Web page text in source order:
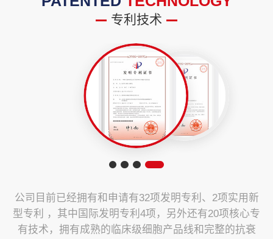
专利技术
公司目前已经拥有和申请有32项发明专利、2项实用新
型专利 ，其中国际发明专利4项，另外还有20项核心专
有技术，拥有成熟的临床级细胞产品线和完整的抗衰